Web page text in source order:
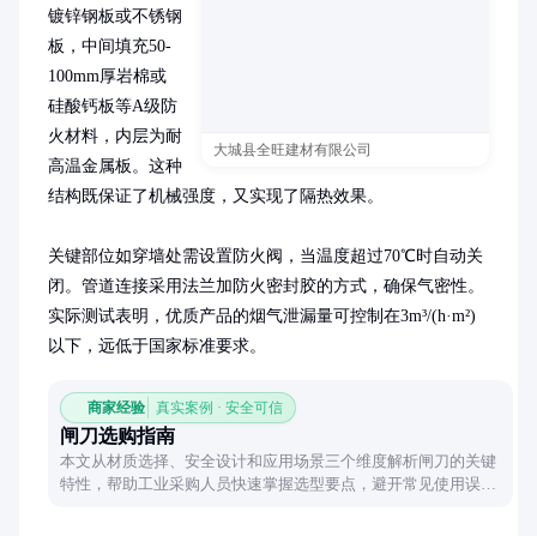
大城县全旺建材有限公司
镀锌钢板或不锈钢
板，中间填充50-
100mm厚岩棉或
硅酸钙板等A级防
火材料，内层为耐
高温金属板。这种
结构既保证了机械强度，又实现了隔热效果。
关键部位如穿墙处需设置防火阀，当温度超过70℃时自动关
闭。管道连接采用法兰加防火密封胶的方式，确保气密性。
实际测试表明，优质产品的烟气泄漏量可控制在3m³/(h·m²)
以下，远低于国家标准要求。
商家经验 真实案例 · 安全可信
闸刀选购指南
本文从材质选择、安全设计和应用场景三个维度解析闸刀的关键
特性，帮助工业采购人员快速掌握选型要点，避开常见使用误